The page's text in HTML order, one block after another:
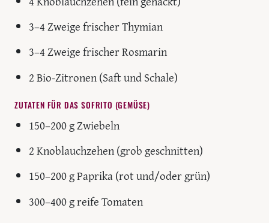
3–4 Zweige frischer Thymian
3–4 Zweige frischer Rosmarin
2 Bio-Zitronen (Saft und Schale)
ZUTATEN FÜR DAS SOFRITO (GEMÜSE)
150–200 g Zwiebeln
2 Knoblauchzehen (grob geschnitten)
150–200 g Paprika (rot und/oder grün)
300–400 g reife Tomaten